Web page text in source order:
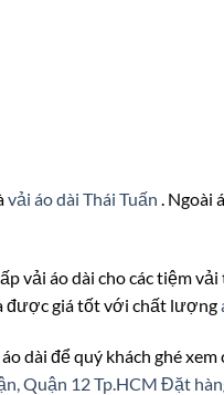
vải áo dài Thái Tuấn . Ngoài
vải áo dài cho các tiệm
được giá tốt với chất lượng
dài để quý khách ghé
Quận 12 Tp.HCM Đặt